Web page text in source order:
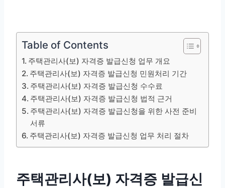
Table of Contents
주택관리사(보) 자격증 발급신청 업무 개요
주택관리사(보) 자격증 발급신청 민원처리 기간
주택관리사(보) 자격증 발급신청 수수료
주택관리사(보) 자격증 발급신청 법적 근거
주택관리사(보) 자격증 발급신청을 위한 사전 준비
서류
주택관리사(보) 자격증 발급신청 업무 처리 절차
주택관리사(보) 자격증 발급신